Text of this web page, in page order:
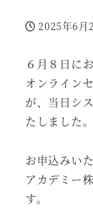
投稿日
2025年6月
６月８日に
オンライン
が、当日シ
たしました。
お申込みい
アカデミー
す。